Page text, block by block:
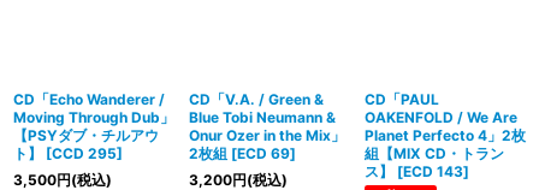
絞り込む
CD「Echo Wanderer /
Moving Through Dub」
【PSYダブ・チルアウ
ト】
[CCD 295]
3,500円(税込)
CD「V.A. / Green &
Blue Tobi Neumann &
Onur Ozer in the Mix」
2枚組 [ECD 69]
3,200円(税込)
CD「PAUL
OAKENFOLD / We Are
Planet Perfecto 4」2枚
組【MIX CD・トラン
ス】
[ECD 143]